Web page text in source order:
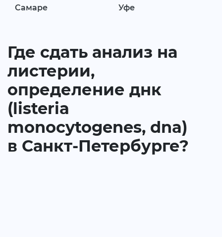
Самаре
Уфе
Где сдать анализ на
листерии,
определение днк
(listeria
monocytogenes, dna)
в Санкт-Петербурге?